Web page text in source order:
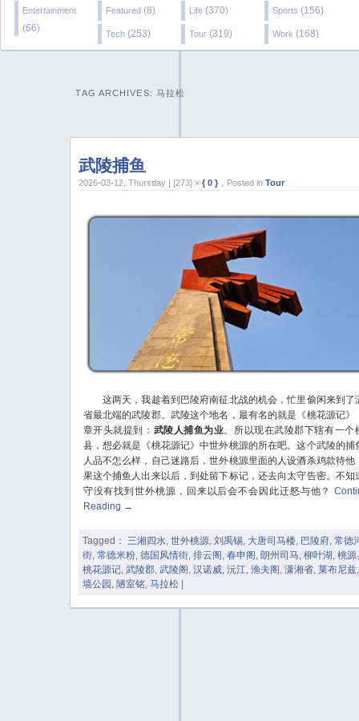
Entertainment
(66)
Featured (8) Life (370) Sports (156)
Tech (253) Tour (319) Work (168)
TAG ARCHIVES: 马拉松
武陵捕鱼
2026-03-12, Thursday | [273] ×{ 0 } ，Posted inTour
这两天，我趁着到巴陵府南征北战的机会，忙里偷闲来到了
省最北端的武陵郡。武陵这个地名，最有名的就是《桃花源记》
章开头就提到： 武陵人捕鱼为业。所以现在武陵郡下辖有一个
县，想必就是《桃花源记》中世外桃源的所在吧。这个武陵的捕
人品不怎么样，自己迷路后，世外桃源里面的人设酒杀鸡款待他
果这个捕鱼人出来以后，到处留下标记，还去向太守告密。不知
守没有找到世外桃源，回来以后会不会因此迁怒与他？
Reading →
Tagged： 三湘四水,世外桃源,刘禹锡, 大唐司马楼, 巴陵府,常德
街,常德米粉,德国风情街,排云阁 ,春申阁 ,朗州司马,柳叶湖,桃源
桃花源记,武陵郡,武陵阁 ,汉诺威,沅江,渔夫阁 ,潇湘省,莱布尼兹
墙公园 , 陋室铭,马拉松